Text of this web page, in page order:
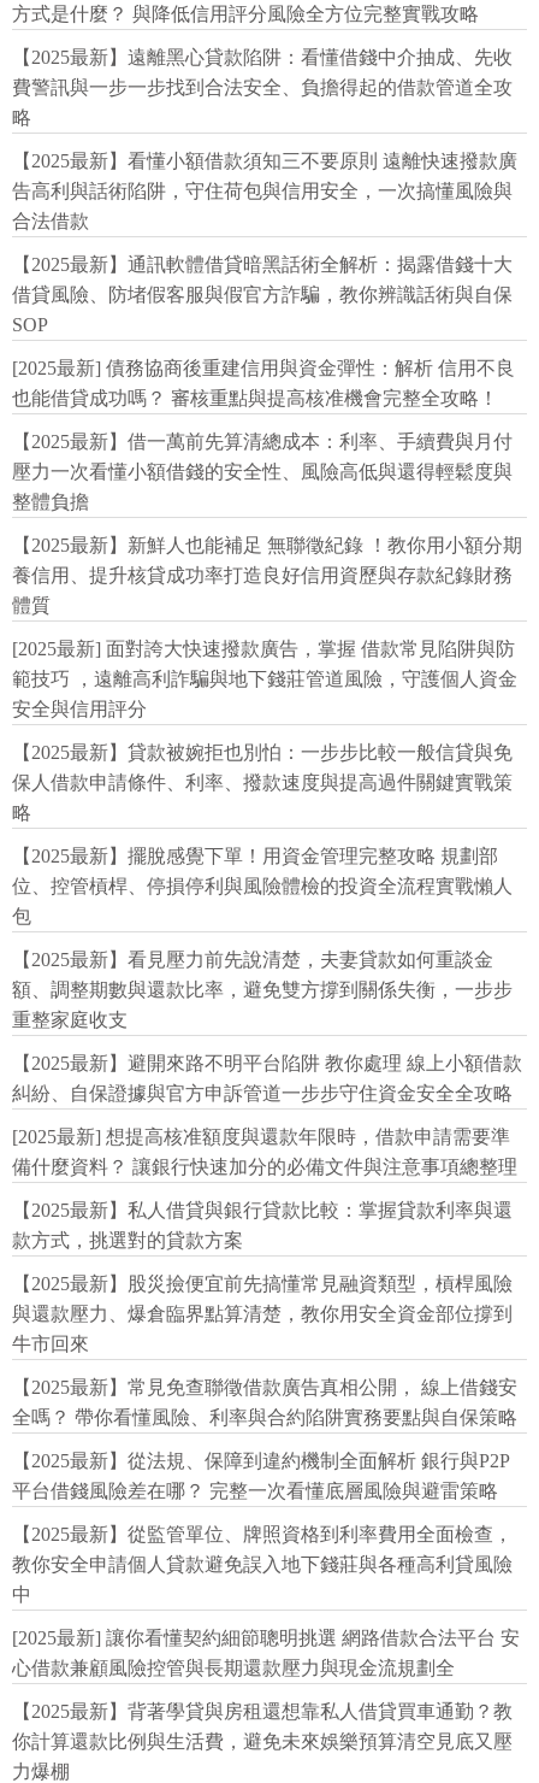
方式是什麼？ 與降低信用評分風險全方位完整實戰攻略
【2025最新】遠離黑心貸款陷阱：看懂借錢中介抽成、先收
費警訊與一步一步找到合法安全、負擔得起的借款管道全攻
略
【2025最新】看懂小額借款須知三不要原則 遠離快速撥款廣
告高利與話術陷阱，守住荷包與信用安全，一次搞懂風險與
合法借款
【2025最新】通訊軟體借貸暗黑話術全解析：揭露借錢十大
借貸風險、防堵假客服與假官方詐騙，教你辨識話術與自保
SOP
[2025最新] 債務協商後重建信用與資金彈性：解析 信用不良
也能借貸成功嗎？ 審核重點與提高核准機會完整全攻略！
【2025最新】借一萬前先算清總成本：利率、手續費與月付
壓力一次看懂小額借錢的安全性、風險高低與還得輕鬆度與
整體負擔
【2025最新】新鮮人也能補足 無聯徵紀錄 ！教你用小額分期
養信用、提升核貸成功率打造良好信用資歷與存款紀錄財務
體質
[2025最新] 面對誇大快速撥款廣告，掌握 借款常見陷阱與防
範技巧 ，遠離高利詐騙與地下錢莊管道風險，守護個人資金
安全與信用評分
【2025最新】貸款被婉拒也別怕：一步步比較一般信貸與免
保人借款申請條件、利率、撥款速度與提高過件關鍵實戰策
略
【2025最新】擺脫感覺下單！用資金管理完整攻略 規劃部
位、控管槓桿、停損停利與風險體檢的投資全流程實戰懶人
包
【2025最新】看見壓力前先說清楚，夫妻貸款如何重談金
額、調整期數與還款比率，避免雙方撐到關係失衡，一步步
重整家庭收支
【2025最新】避開來路不明平台陷阱 教你處理 線上小額借款
糾紛、自保證據與官方申訴管道一步步守住資金安全全攻略
[2025最新] 想提高核准額度與還款年限時，借款申請需要準
備什麼資料？ 讓銀行快速加分的必備文件與注意事項總整理
【2025最新】私人借貸與銀行貸款比較：掌握貸款利率與還
款方式，挑選對的貸款方案
【2025最新】股災撿便宜前先搞懂常見融資類型，槓桿風險
與還款壓力、爆倉臨界點算清楚，教你用安全資金部位撐到
牛市回來
【2025最新】常見免查聯徵借款廣告真相公開， 線上借錢安
全嗎？ 帶你看懂風險、利率與合約陷阱實務要點與自保策略
【2025最新】從法規、保障到違約機制全面解析 銀行與P2P
平台借錢風險差在哪？ 完整一次看懂底層風險與避雷策略
【2025最新】從監管單位、牌照資格到利率費用全面檢查，
教你安全申請個人貸款避免誤入地下錢莊與各種高利貸風險
中
[2025最新] 讓你看懂契約細節聰明挑選 網路借款合法平台 安
心借款兼顧風險控管與長期還款壓力與現金流規劃全
【2025最新】背著學貸與房租還想靠私人借貸買車通勤？教
你計算還款比例與生活費，避免未來娛樂預算清空見底又壓
力爆棚